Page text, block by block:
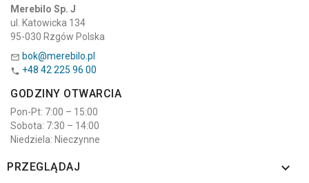
Merebilo Sp. J
ul. Katowicka 134
95-030 Rzgów Polska
 bok@merebilo.pl
 +48 42 225 96 00
GODZINY OTWARCIA
Pon-Pt: 7:00 – 15:00
Sobota: 7:30 – 14:00
Niedziela: Nieczynne
PRZEGLĄDAJ 